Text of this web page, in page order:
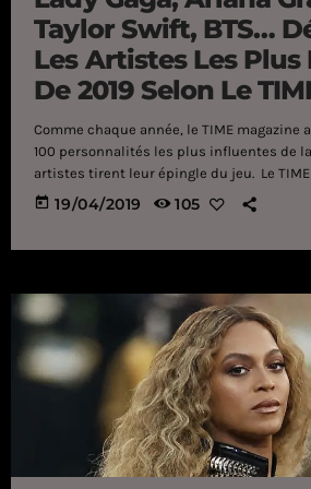
Taylor Swift, BTS…
Les Artistes Les
De 2019 Selon Le
Comme chaque année, le TIME magazine
100 personnalités les plus influentes de
artistes tirent leur épingle du jeu. Le
liste des 100 personnalités les plus
2019. Parmi elles, on retrouve seulement
today 19/04/2019 105